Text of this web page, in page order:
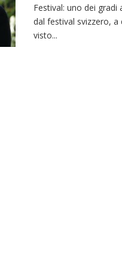
Festival: uno dei
dal festival svizzero,
visto...